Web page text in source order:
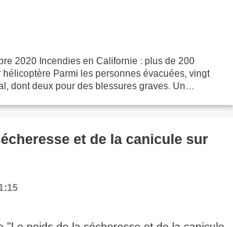
2020 Incendies en Californie : plus de 200
Parmi les personnes évacuées, vingt
dont deux pour des blessures graves. Un
et de la canicule sur